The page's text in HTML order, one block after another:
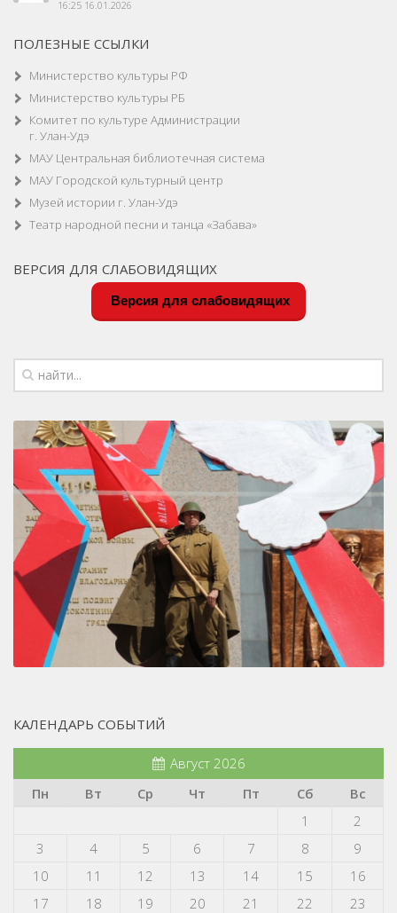
16:25 16.01.2026
ПОЛЕЗНЫЕ ССЫЛКИ
Министерство культуры РФ
Министерство культуры РБ
Комитет по культуре Администрации
г. Улан-Удэ
МАУ Центральная библиотечная система
МАУ Городской культурный центр
Музей истории г. Улан-Удэ
Театр народной песни и танца «Забава»
ВЕРСИЯ ДЛЯ СЛАБОВИДЯЩИХ
Версия для слабовидящих
КАЛЕНДАРЬ СОБЫТИЙ
Август 2026
Пн
Вт Ср Чт Пт Сб Вс
1
2
3
4 5 6 7 8
9
10
11 12 13 14 15
16
17
18 19 20 21 22
23